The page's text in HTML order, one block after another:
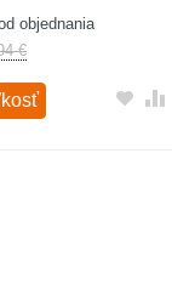
objednania
€